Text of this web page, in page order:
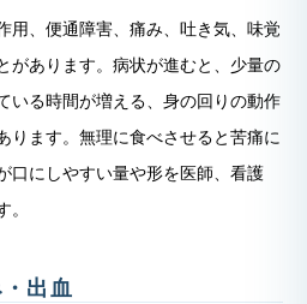
用、便通障害、痛み、吐き気、味覚
があります。病状が進むと、少量の
いる時間が増える、身の回りの動作
ります。無理に食べさせると苦痛に
口にしやすい量や形を医師、看護
。
出血